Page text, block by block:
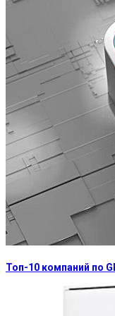
Топ-10 компаний по